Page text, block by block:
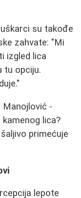
su takođe
zahvate: "Mi
izgled lica
tu opciju.
-
lica?
primećuje
lepote